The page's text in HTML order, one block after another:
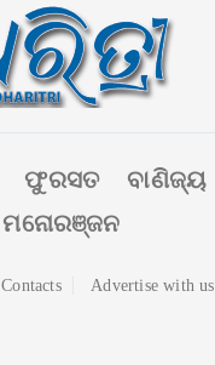
ଫୁରସତ ବାଣିଜ୍ୟ
ମନୋରଞ୍ଜନ
Contacts Advertise with us